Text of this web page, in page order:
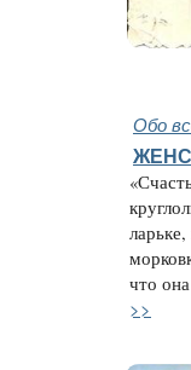
Обо
что
>>